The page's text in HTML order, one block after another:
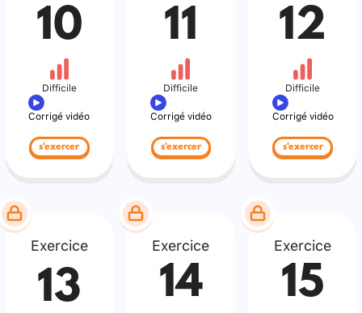
10
Difficile
Corrigé vidéo
s'exercer
11
Difficile
Corrigé vidéo
s'exercer
12
Difficile
Corrigé vidéo
s'exercer
Exercice
13
Exercice
14
Exercice
15